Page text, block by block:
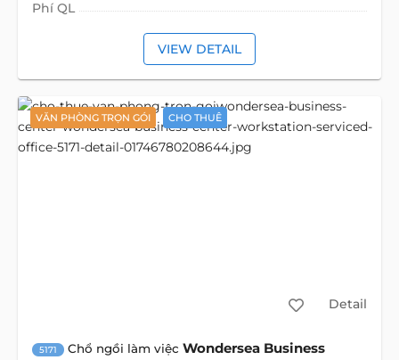
Phí QL
VIEW DETAIL
VĂN PHÒNG TRỌN GÓI CHO THUÊ
Detail
5171 Chổ ngồi làm việc Wondersea Business